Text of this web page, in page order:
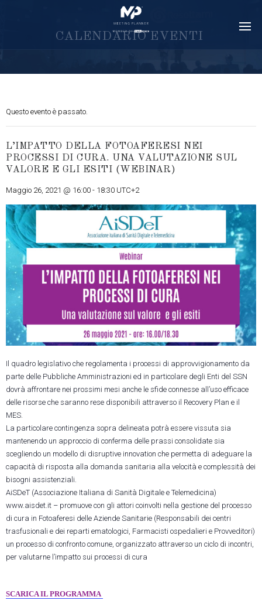
CALEN DARIO E VEN TI
Questo evento è passato.
L’IMPATTO DELLA FOTOAFERESI NEI
PROCESSI DI CURA. UNA VALUTAZIONE SUL
VALORE E GLI ESITI (WEBINAR)
Maggio 26, 2021 @ 16:00 - 18:30 UTC+2
Il quadro legislativo che regolamenta i processi di approvvigionamento da
parte delle Pubbliche Amministrazioni ed in particolare degli Enti del SSN
dovrà affrontare nei prossimi mesi anche le sfide connesse all’uso efficace
delle risorse che saranno rese disponibili attraverso il Recovery Plan e il
MES.
La particolare contingenza sopra delineata potrà essere vissuta sia
mantenendo un approccio di conferma delle prassi consolidate sia
scegliendo un modello di disruptive innovation che permetta di adeguare la
capacità di risposta alla domanda sanitaria alla velocità e complessità dei
bisogni assistenziali.
AiSDeT (Associazione Italiana di Sanità Digitale e Telemedicina)
www.aisdet.it – promuove con gli attori coinvolti nella gestione del processo
di cura in Fotoaferesi delle Aziende Sanitarie (Responsabili dei centri
trasfusionali e dei reparti ematologici, Farmacisti ospedalieri e Provveditori)
un processo di confronto comune, organizzato attraverso un ciclo di incontri,
per valutarne l’impatto sui processi di cura
SCARICA IL PROGRAMMA